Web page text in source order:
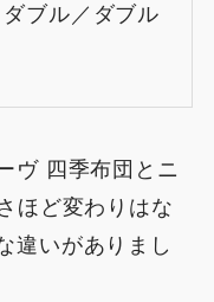
ダブル／ダブル
ヴ 四季布団とニ
ほど変わりはな
違いがありまし